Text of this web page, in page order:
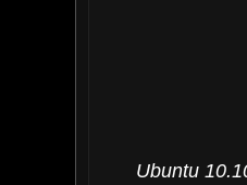
Ubuntu